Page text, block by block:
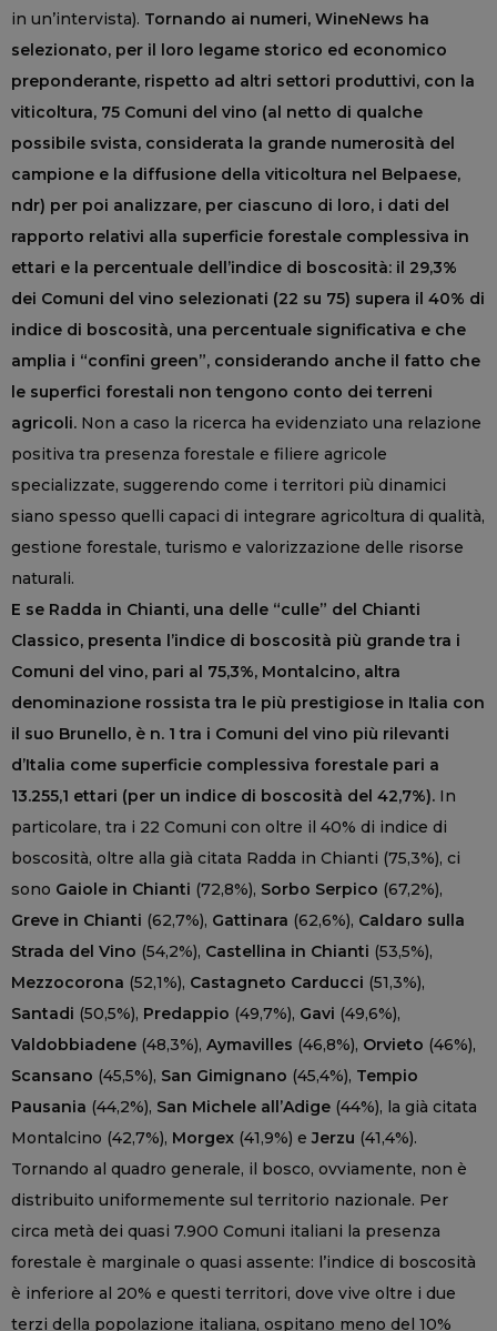
in un’intervista). Tornando ai numeri, WineNews ha
selezionato, per il loro legame storico ed economico
preponderante, rispetto ad altri settori produttivi, con la
viticoltura, 75 Comuni del vino (al netto di qualche
possibile svista, considerata la grande numerosità del
campione e la diffusione della viticoltura nel Belpaese,
ndr) per poi analizzare, per ciascuno di loro, i dati del
rapporto relativi alla superficie forestale complessiva in
ettari e la percentuale dell’indice di boscosità: il 29,3%
dei Comuni del vino selezionati (22 su 75) supera il 40% di
indice di boscosità, una percentuale significativa e che
amplia i “confini green”, considerando anche il fatto che
le superfici forestali non tengono conto dei terreni
agricoli. Non a caso la ricerca ha evidenziato una relazione
positiva tra presenza forestale e filiere agricole
specializzate, suggerendo come i territori più dinamici
siano spesso quelli capaci di integrare agricoltura di qualità,
gestione forestale, turismo e valorizzazione delle risorse
naturali.
E se Radda in Chianti, una delle “culle” del Chianti
Classico, presenta l’indice di boscosità più grande tra i
Comuni del vino, pari al 75,3%, Montalcino, altra
denominazione rossista tra le più prestigiose in Italia con
il suo Brunello, è n. 1 tra i Comuni del vino più rilevanti
d’Italia come superficie complessiva forestale pari a
13.255,1 ettari (per un indice di boscosità del 42,7%). In
particolare, tra i 22 Comuni con oltre il 40% di indice di
boscosità, oltre alla già citata Radda in Chianti (75,3%), ci
sono Gaiole in Chianti (72,8%), Sorbo Serpico (67,2%),
Greve in Chianti (62,7%), Gattinara (62,6%), Caldaro sulla
Strada del Vino (54,2%), Castellina in Chianti (53,5%),
Mezzocorona (52,1%), Castagneto Carducci (51,3%),
Santadi (50,5%), Predappio (49,7%), Gavi (49,6%),
Valdobbiadene (48,3%), Aymavilles (46,8%), Orvieto (46%),
Scansano (45,5%), San Gimignano (45,4%), Tempio
Pausania (44,2%), San Michele all’Adige (44%), la già citata
Montalcino (42,7%), Morgex (41,9%) eJerzu (41,4%).
Tornando al quadro generale, il bosco, ovviamente, non è
distribuito uniformemente sul territorio nazionale. Per
circa metà dei quasi 7.900 Comuni italiani la presenza
forestale è marginale o quasi assente: l’indice di boscosità
è inferiore al 20% e questi territori, dove vive oltre i due
terzi della popolazione italiana, ospitano meno del 10%